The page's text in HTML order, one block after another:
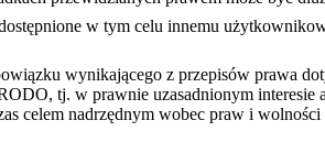
w tym celu innemu
wynikającego z przepisów prawa
tj. w prawnie uzasadnionym interesie
celem nadrzędnym wobec praw i wolności